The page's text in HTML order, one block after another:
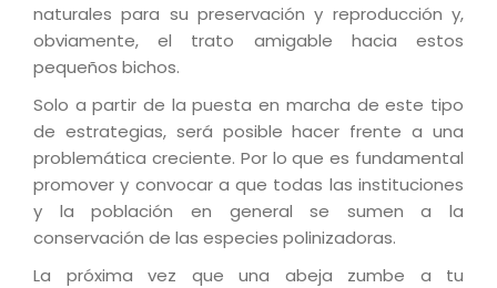
naturales para su preservación y reproducción y,
obviamente, el trato amigable hacia estos
pequeños bichos.
Solo a partir de la puesta en marcha de este tipo
de estrategias, será posible hacer frente a una
problemática creciente. Por lo que es fundamental
promover y convocar a que todas las instituciones
y la población en general se sumen a la
conservación de las especies polinizadoras.
La próxima vez que una abeja zumbe a tu